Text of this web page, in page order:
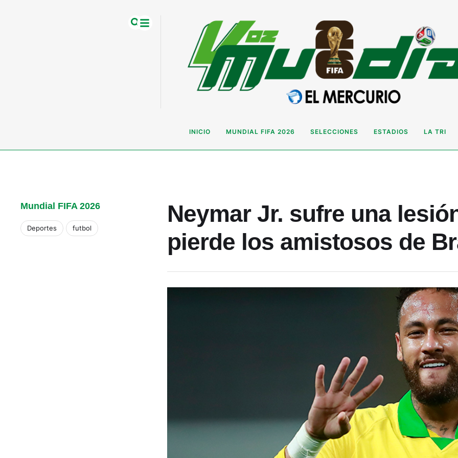
INICIO MUNDIAL FIFA 2026 SELECCIONES ESTADIOS LA TRI
Mundial FIFA 2026
Deportes futbol
Neymar Jr. sufre una
pierde los amistosos de